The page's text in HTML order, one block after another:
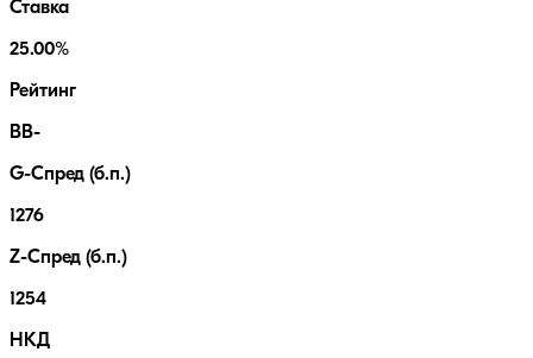
Ставка
25.00%
Рейтинг
BB-
G-Спред (б.п.)
1276
Z-Спред (б.п.)
1254
НКД